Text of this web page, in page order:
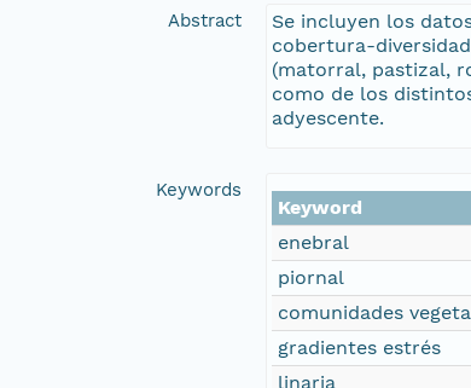
Abstract
Se incluyen los
cobertura-
(matorral, pastizal,
como de los
adyescente.
Keywords
Keyword
enebral
piornal
comunidades
gradientes estrés
linaria